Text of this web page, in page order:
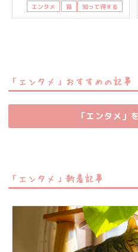
エンタメ 猫 知って得する
「エンタメ」おすすめの記事
「エンタメ」
「エンタメ」新着記事